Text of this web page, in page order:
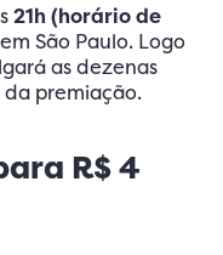
21h (horário de
São Paulo. Logo
as dezenas
premiação.
R$ 4